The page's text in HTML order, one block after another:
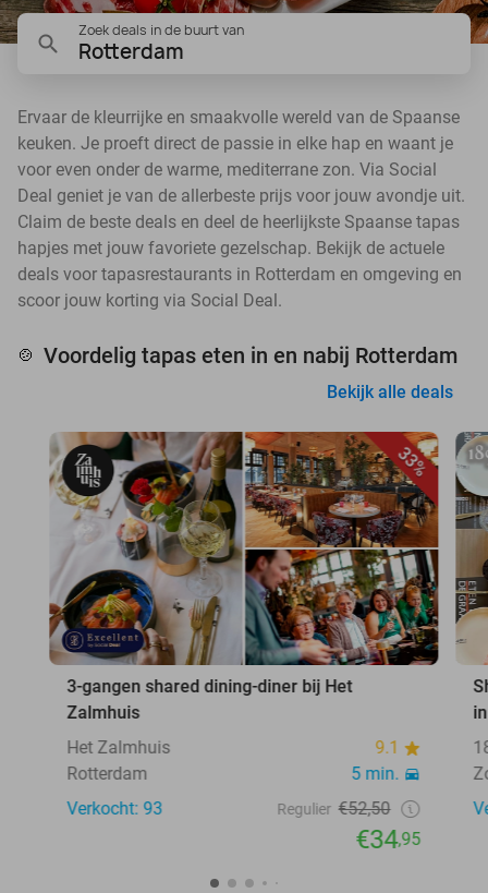
Zoek deals in de buurt van
Rotterdam
Ervaar de kleurrijke en smaakvolle wereld van de Spaanse
keuken. Je proeft direct de passie in elke hap en waant je
voor even onder de warme, mediterrane zon. Via Social
Deal geniet je van de allerbeste prijs voor jouw avondje uit.
Claim de beste deals en deel de heerlijkste Spaanse tapas
hapjes met jouw favoriete gezelschap. Bekijk de actuele
deals voor tapasrestaurants in Rotterdam en omgeving en
scoor jouw korting via Social Deal.
🍲 Voordelig tapas eten in en nabij Rotterdam
Bekijk alle deals
33%
3-gangen shared dining-diner bij Het
Zalmhuis
Het Zalmhuis
9.1
Rotterdam
5 min.
Verkocht: 93
Regulier €52,50
€34,95